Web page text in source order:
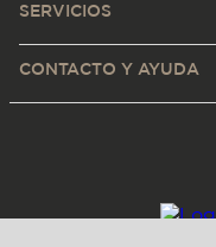
SERVICIOS
CONTACTO Y AYUDA